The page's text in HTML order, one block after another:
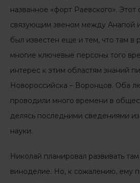
названное «форт Раевского».
связующим звеном между Анапой
был известен еще и тем, что там в
многие ключевые персоны того
интерес к этим областям знаний
Новороссийска – Воронцов. Оба
проводили много времени в
делясь последними сведениями
науки.
Николай планировал развивать
виноделие. Но, к сожалению, ему